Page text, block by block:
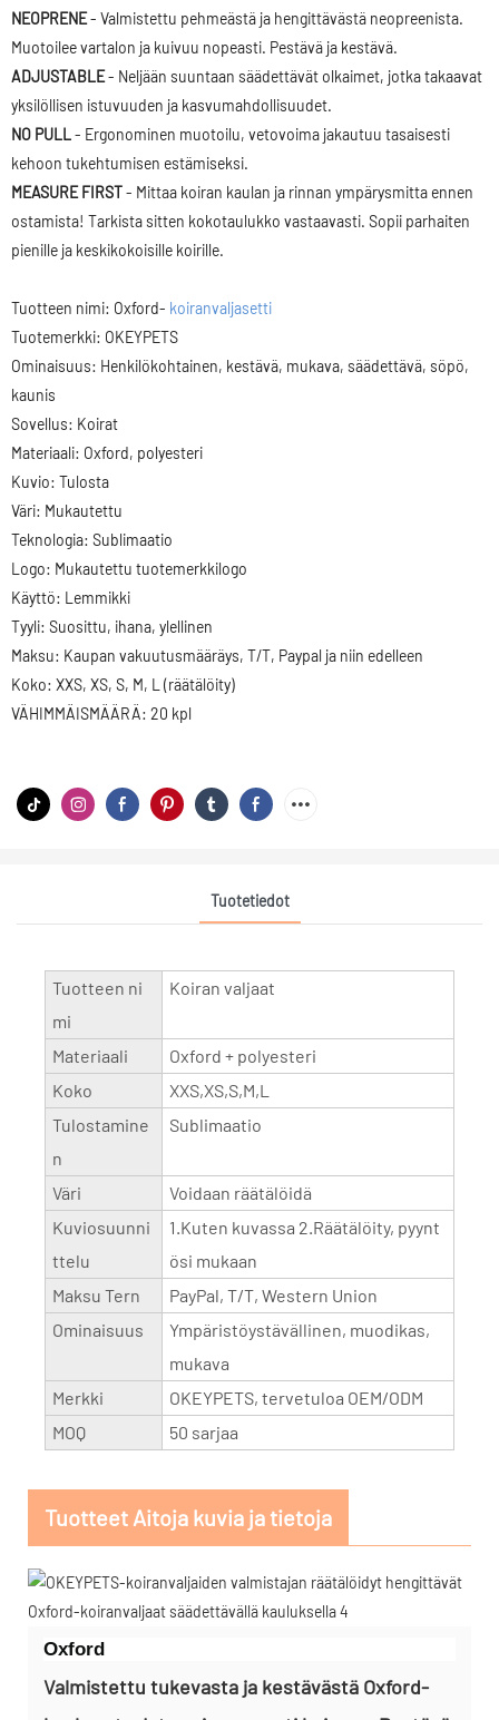
NEOPRENE- Valmistettu pehmeästä ja hengittävästä neopreenista.
Muotoilee vartalon ja kuivuu nopeasti. Pestävä ja kestävä.
ADJUSTABLE- Neljään suuntaan säädettävät olkaimet, jotka takaavat
yksilöllisen istuvuuden ja kasvumahdollisuudet.
NO PULL- Ergonominen muotoilu, vetovoima jakautuu tasaisesti
kehoon tukehtumisen estämiseksi.
MEASURE FIRST- Mittaa koiran kaulan ja rinnan ympärysmitta ennen
ostamista! Tarkista sitten kokotaulukko vastaavasti. Sopii parhaiten
pienille ja keskikokoisille koirille.
Tuotteen nimi: Oxford- koiranvaljasetti
Tuotemerkki: OKEYPETS
Ominaisuus: Henkilökohtainen, kestävä, mukava, säädettävä, söpö,
kaunis
Sovellus: Koirat
Materiaali: Oxford, polyesteri
Kuvio: Tulosta
Väri: Mukautettu
Teknologia: Sublimaatio
Logo: Mukautettu tuotemerkkilogo
Käyttö: Lemmikki
Tyyli: Suosittu, ihana, ylellinen
Maksu: Kaupan vakuutusmääräys, T/T, Paypal ja niin edelleen
Koko: XXS, XS, S, M, L (räätälöity)
VÄHIMMÄISMÄÄRÄ: 20 kpl
Tuotetiedot
Tuotteen ni
mi
Koiran valjaat
Materiaali
Oxford + polyesteri
Koko
XXS,XS,S,M,L
Tulostamine
n
Sublimaatio
Väri
Voidaan räätälöidä
Kuviosuunni
ttelu
1.Kuten kuvassa 2.Räätälöity, pyynt
ösi mukaan
Maksu Tern
PayPal, T/T, Western Union
Ominaisuus
Ympäristöystävällinen, muodikas,
mukava
Merkki
OKEYPETS, tervetuloa OEM/ODM
MOQ
50 sarjaa
Tuotteet Aitoja kuvia ja tietoja
Oxford
Valmistettu tukevasta ja kestävästä Oxford-